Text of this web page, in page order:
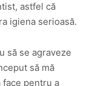
astfel că
igiena serioasă.
să se agraveze
să mă
pentru a